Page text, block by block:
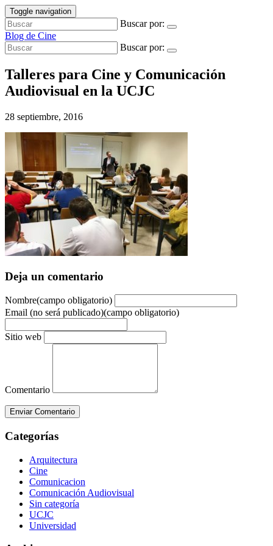
Toggle navigation
Buscar por:
Blog de Cine
Buscar por:
Talleres para Cine y Comunicación
Audiovisual en la UCJC
28 septiembre, 2016
Deja un comentario
Nombre(campo obligatorio)
Email (no será publicado)(campo obligatorio)
Sitio web
Comentario
Enviar Comentario
Categorías
Arquitectura
Cine
Comunicacion
Comunicación Audiovisual
Sin categoría
UCJC
Universidad